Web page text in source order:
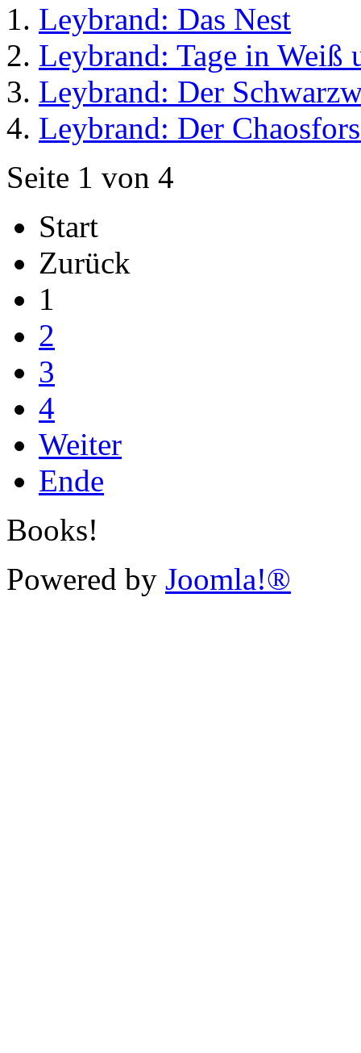
Leybrand: Das Nest
Leybrand: Tage in Weiß
Leybrand: Der
Leybrand: Der
Seite 1 von 4
Start
Zurück
1
2
3
4
Weiter
Ende
Books!
Powered by Joomla!®